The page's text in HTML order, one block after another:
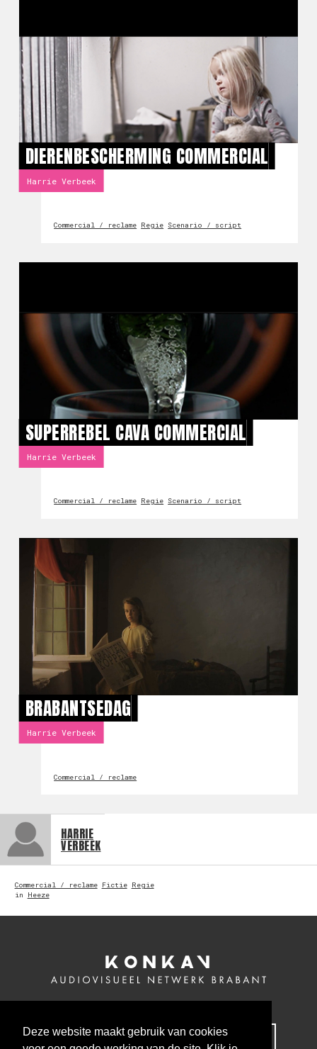
Deze website maakt gebruik van cookies
DIERENBESCHERMING COMMERCIAL
Harrie Verbeek
Commercial / reclame Regie Scenario / script
SUPERREBEL CAVA COMMERCIAL
Harrie Verbeek
Commercial / reclame Regie Scenario / script
BRABANTSEDAG
Harrie Verbeek
Commercial / reclame
HARRIE
VERBEEK
Commercial / reclame Fictie Regie
in
Heeze
MELD JE NU AAN VOOR ONZE NIEUWSBRIEF